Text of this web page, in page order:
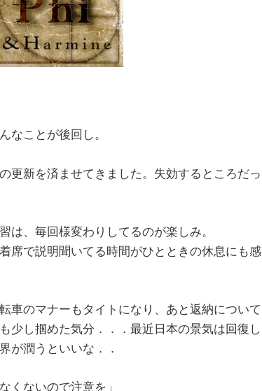
なことが後回し。
更新を済ませてきました。失効するところだっ
、毎回様変わりしてるのが楽しみ。
席で説明聞いてる時間がひとときの休息にも感
車のマナーもタイトになり、あと返納について
少し掴めた気分．．．最近日本の景気は回復し
が潤うといいな．．
くないので注意を」